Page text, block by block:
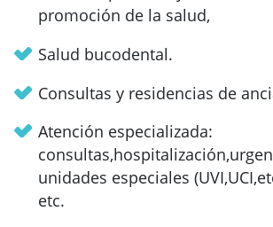
promoción de la salud,
Salud bucodental.
Consultas y residencias de
Atención especializada:
unidades especiales
etc.